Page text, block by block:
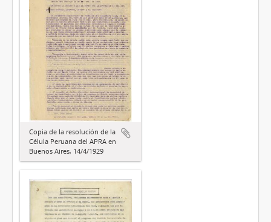
Copia de la resolución de la
Célula Peruana del APRA en
Buenos Aires, 14/4/1929